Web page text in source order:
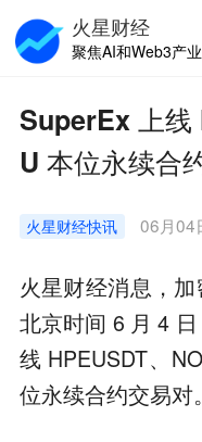
SuperEx 上线
U 本位永续合
火星财经快讯 06月04
火星财经消息，
北京时间 6 月 4
线 HPEUSDT、
位永续合约交易对。
火星财经
聚焦AI和Web3产